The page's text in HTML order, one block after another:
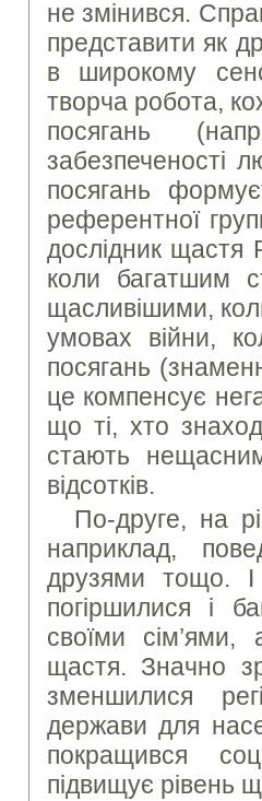
не змінився.
представити як
в широкому
творча робота,
посягань
забезпеченості
посягань
референтної
дослідник
коли багатшим
щасливішими,
умовах війни,
посягань
це компенсує
що ті, хто
стають
відсотків.
По-друге, на
наприклад,
друзями тощо. І
погіршилися і
своїми
щастя. Значно
зменшилися
держави для
покращився
підвищує рівень